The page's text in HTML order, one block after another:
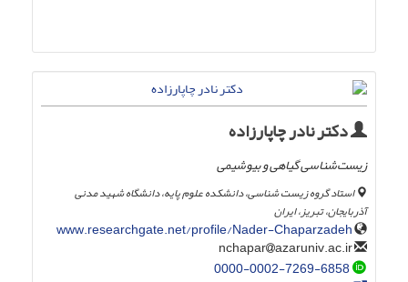
دکتر نادر چاپارزاده
زیست‌شناسی گیاهی و بیوشیمی
استاد گروه زیست شناسی، دانشکده علوم پایه، دانشگاه شهید مدنی
آذربایجان، تبریز، ایران
www.researchgate.net/profile/Nader-Chaparzadeh
azaruniv.ac.ir
0000-0002-7269-6858